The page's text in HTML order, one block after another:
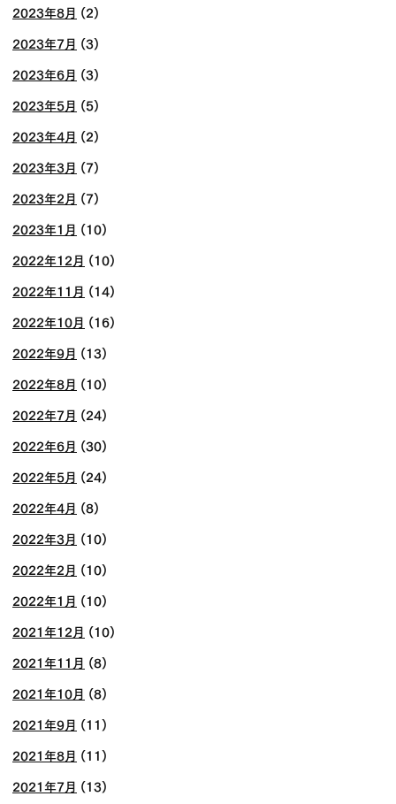
2023年8月 (2)
2023年7月 (3)
2023年6月 (3)
2023年5月 (5)
2023年4月 (2)
2023年3月 (7)
2023年2月 (7)
2023年1月 (10)
2022年12月 (10)
2022年11月 (14)
2022年10月 (16)
2022年9月 (13)
2022年8月 (10)
2022年7月 (24)
2022年6月 (30)
2022年5月 (24)
2022年4月 (8)
2022年3月 (10)
2022年2月 (10)
2022年1月 (10)
2021年12月 (10)
2021年11月 (8)
2021年10月 (8)
2021年9月 (11)
2021年8月 (11)
2021年7月 (13)